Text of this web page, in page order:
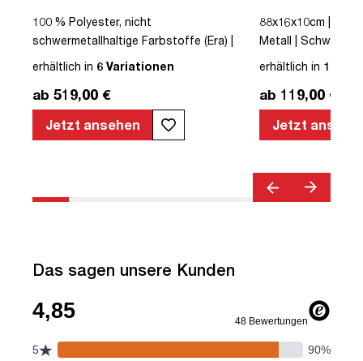
100 % Polyester, nicht
schwermetallhaltige Farbstoffe (Era) |
Schwarz | Drehstuhl | Polsterrücken |
Höhenverstellbar | Verstellbare
Armlehnen | Verstellbare Rückenlehne |
Belastbar bis 120kg | Textil | Schwarz |
erhältlich in 6 Variationen
ab 519,00 €
Jetzt ansehen
88x16x10cm |
Metall | Schwarz |
erhältlich in 12
ab 119,00 €
Jetzt
Das sagen unsere Kunden